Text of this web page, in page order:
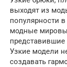
выходят из
популярности
модные
Узкие модели
создавать